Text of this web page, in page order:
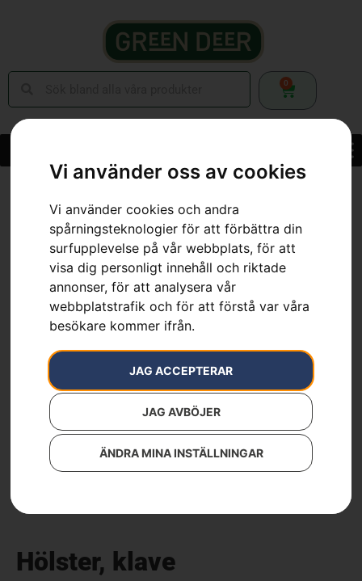
Vi använder oss av cookies
Vi använder cookies och andra
spårningsteknologier för att förbättra din
surfupplevelse på vår webbplats, för att
visa dig personligt innehåll och riktade
annonser, för att analysera vår
webbplatstrafik och för att förstå var våra
besökare kommer ifrån.
JAG ACCEPTERAR
JAG AVBÖJER
ÄNDRA MINA INSTÄLLNINGAR
0
Hölster, klave